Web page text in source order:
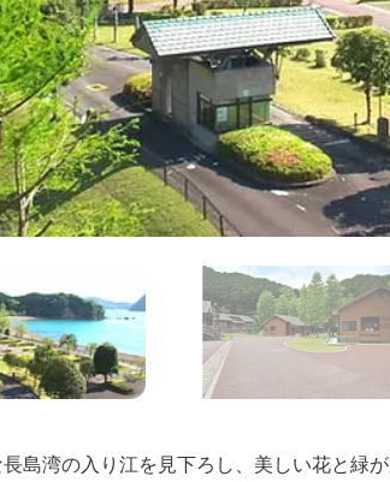
島湾の入り江を見下ろし、美しい花と緑